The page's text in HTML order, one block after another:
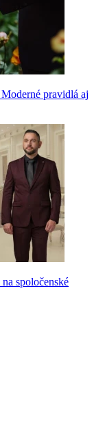
pravidlá aj
spoločenské